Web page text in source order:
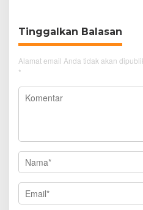
Tinggalkan Balasan
Alamat email Anda tidak akan
*